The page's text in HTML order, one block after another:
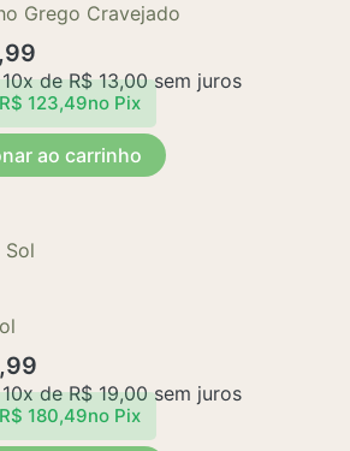
Grego Cravejado
10x deR$13,00sem juros
R$ 123,49no Pix
ao carrinho
10x deR$19,00sem juros
R$ 180,49no Pix